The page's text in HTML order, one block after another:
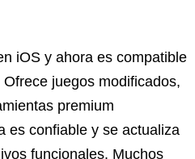
iOS y ahora es compatible
juegos modificados,
premium
es confiable y se actualiza
funcionales. Muchos